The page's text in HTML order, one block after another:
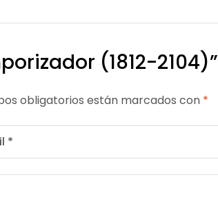
(1812-2104)”
obligatorios están marcados con *